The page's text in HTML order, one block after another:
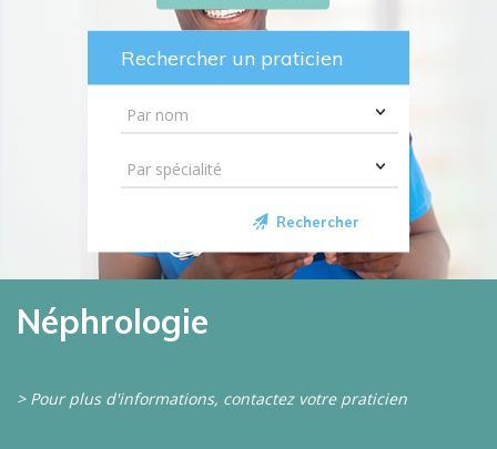
Rechercher un praticien
Rechercher
Néphrologie
> Pour plus d'informations, contactez votre praticien